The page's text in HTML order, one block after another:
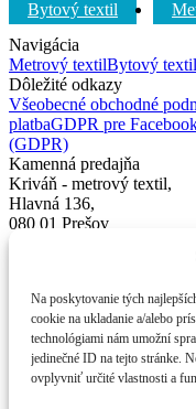
Na poskytovanie tých
cookie na ukladanie a/alebo
technológiami nám umožní
jedinečné ID na tejto stránke.
ovplyvniť určité vlastnosti a
Bytový textil
Navigácia
Metrový textilBytový textil
Dôležité odkazy
Všeobecné obchodné
platbaGDPR pre
(GDPR)
Kamenná predajňa
Kriváň - metrový textil,
Hlavná 136,
080 01 Prešov
+421 905 126 080
+42+ 907 386 064
info@krivanobchod.sk
Marián Sivulič - Kriváň,
Hlavná 136, 080 01